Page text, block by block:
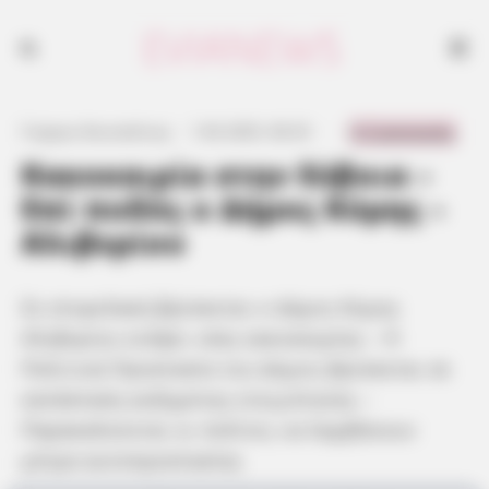
Κακοκαιρία στην Εύβοια –
Επί ποδός ο Δήμος Κύμης –
Αλιβερίου